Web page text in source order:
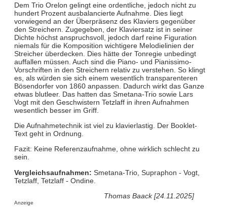
Dem Trio Orelon gelingt eine ordentliche, jedoch nicht zu
hundert Prozent ausbalancierte Aufnahme. Dies liegt
vorwiegend an der Überpräsenz des Klaviers gegenüber
den Streichern. Zugegeben, der Klaviersatz ist in seiner
Dichte höchst anspruchsvoll, jedoch darf reine Figuration
niemals für die Komposition wichtigere Melodielinien der
Streicher überdecken. Dies hätte der Tonregie unbedingt
auffallen müssen. Auch sind die Piano- und Pianissimo-
Vorschriften in den Streichern relativ zu verstehen. So klingt
es, als würden sie sich einem wesentlich transparenteren
Bösendorfer von 1860 anpassen. Dadurch wirkt das Ganze
etwas blutleer. Das hatten das Smetana-Trio sowie Lars
Vogt mit den Geschwistern Tetzlaff in ihren Aufnahmen
wesentlich besser im Griff.
Die Aufnahmetechnik ist viel zu klavierlastig. Der Booklet-
Text geht in Ordnung.
Fazit: Keine Referenzaufnahme, ohne wirklich schlecht zu
sein.
Vergleichsaufnahmen: Smetana-Trio, Supraphon - Vogt,
Tetzlaff, Tetzlaff - Ondine.
Thomas Baack [24.11.2025]
Anzeige